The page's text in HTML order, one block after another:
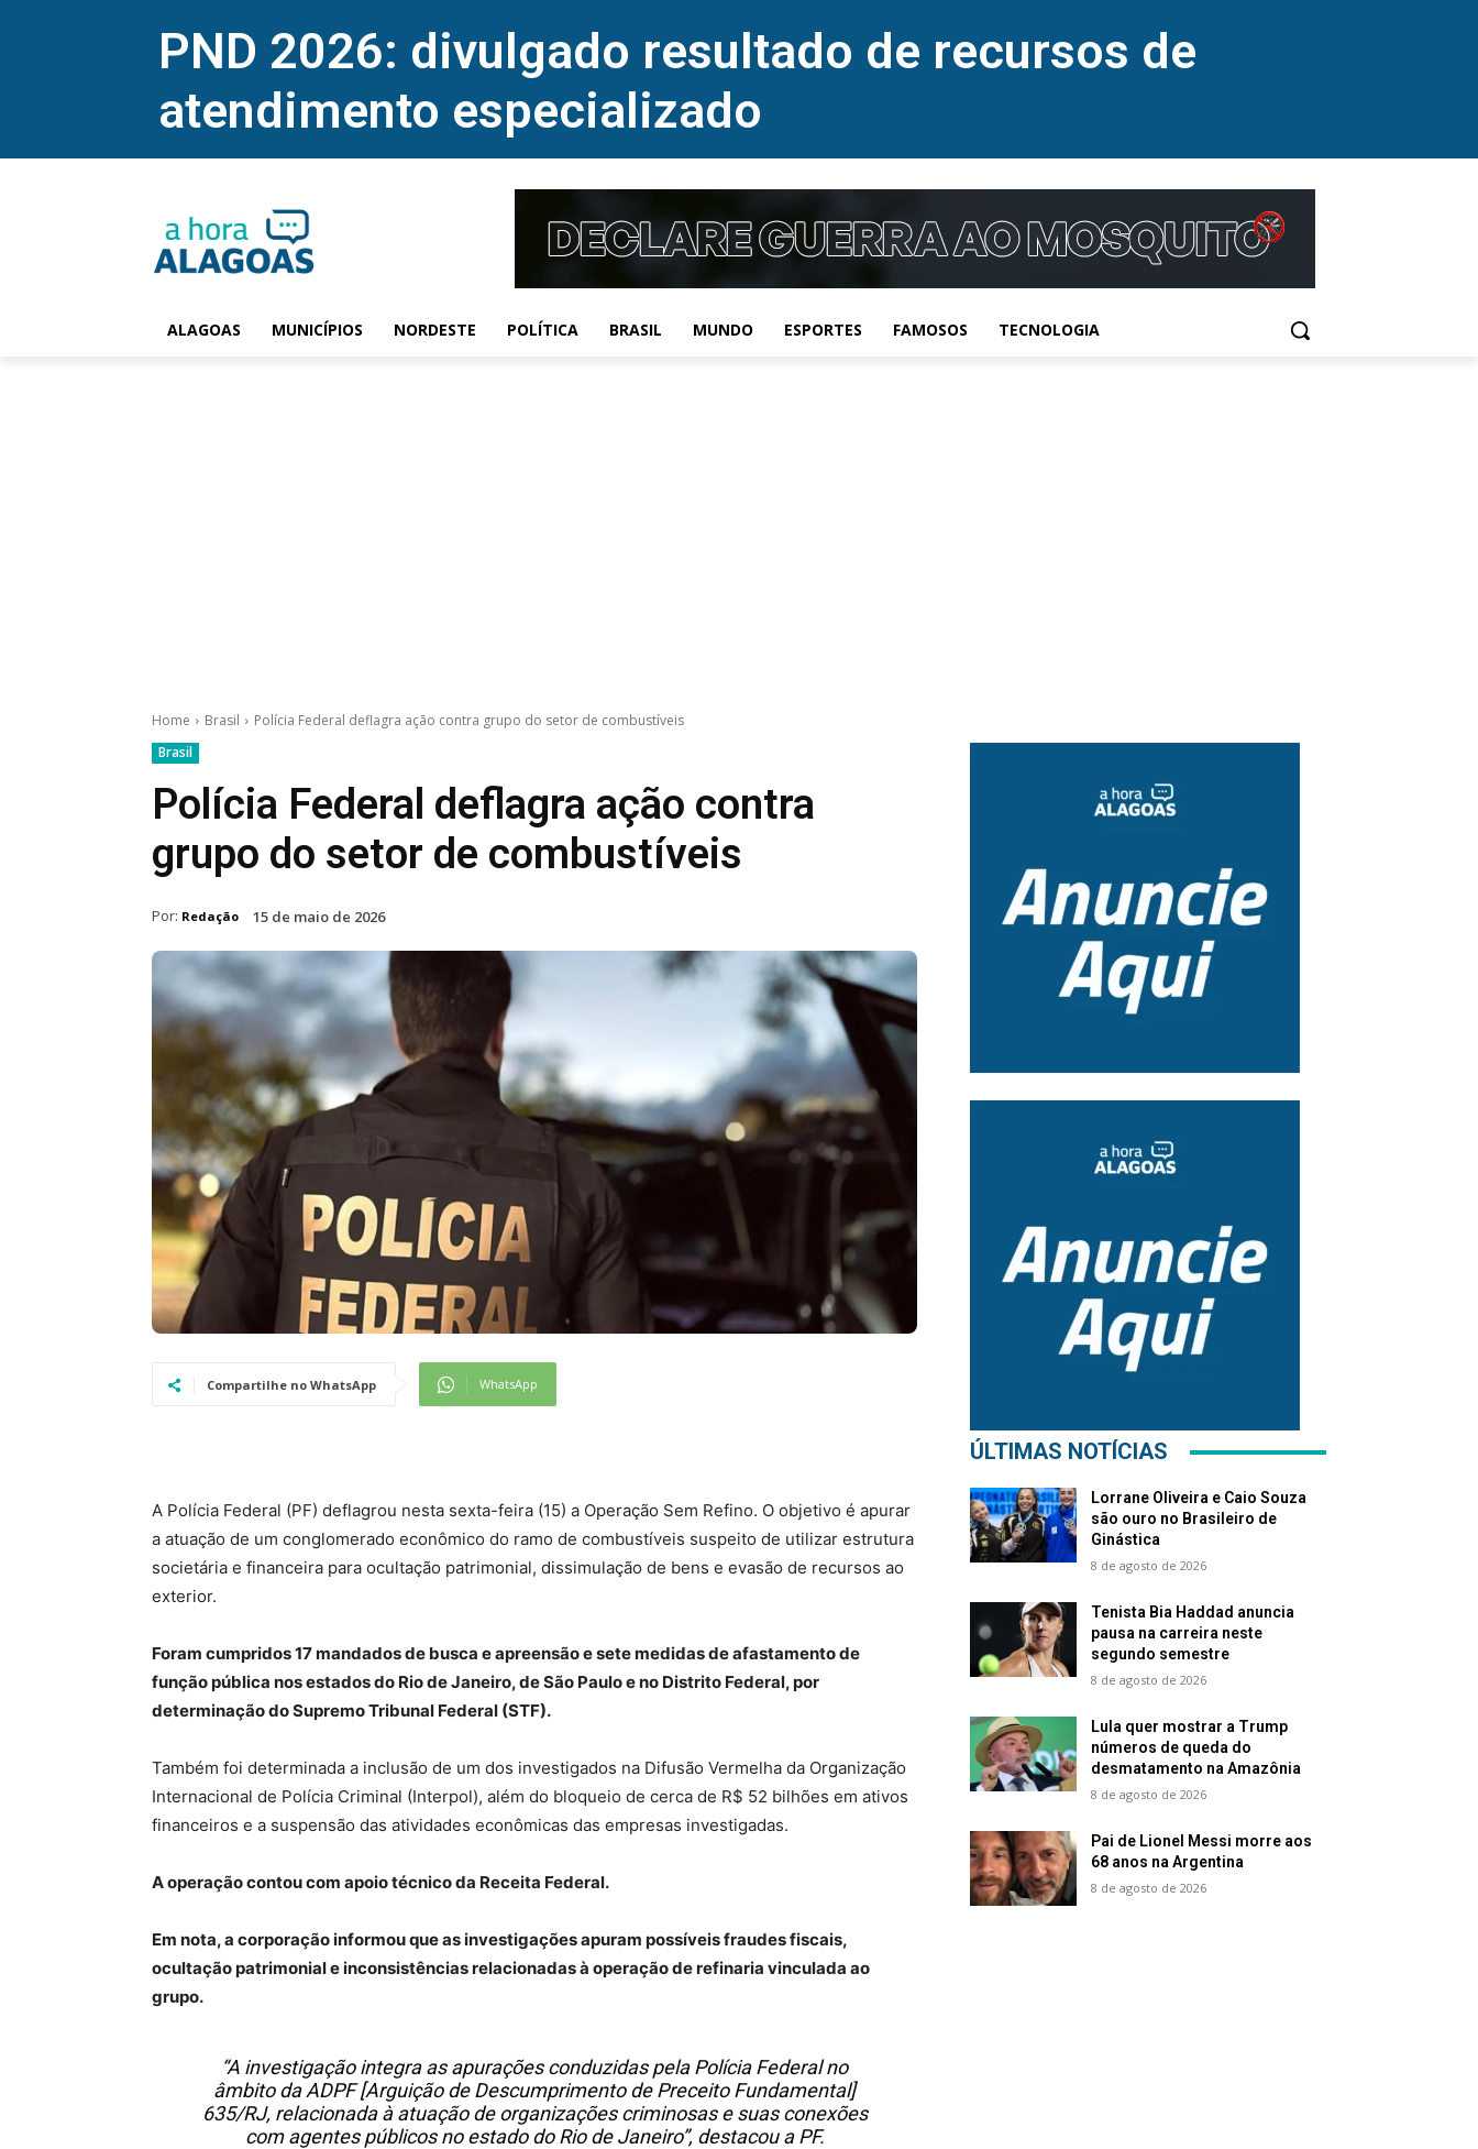
PND 2026: divulgado resultado de recursos de
atendimento especializado
ALAGOAS MUNICÍPIOS NORDESTE POLÍTICA BRASIL MUNDO ESPORTES FAMOSOS TECNOLOGIA
Home Brasil
Polícia Federal deflagra ação contra grupo do setor de combustíveis
Brasil
Polícia Federal deflagra ação contra
grupo do setor de combustíveis
Por: Redação 15 de maio de 2026
Compartilhe no WhatsApp WhatsApp
A Polícia Federal (PF) deflagrou nesta sexta-feira (15) a Operação Sem Refino. O objetivo é apurar
a atuação de um conglomerado econômico do ramo de combustíveis suspeito de utilizar estrutura
societária e financeira para ocultação patrimonial, dissimulação de bens e evasão de recursos ao
exterior.
Foram cumpridos 17 mandados de busca e apreensão e sete medidas de afastamento de
função pública nos estados do Rio de Janeiro, de São Paulo e no Distrito Federal, por
determinação do Supremo Tribunal Federal (STF).
Também foi determinada a inclusão de um dos investigados na Difusão Vermelha da Organização
Internacional de Polícia Criminal (Interpol), além do bloqueio de cerca de R$ 52 bilhões em ativos
financeiros e a suspensão das atividades econômicas das empresas investigadas.
A operação contou com apoio técnico da Receita Federal.
Em nota, a corporação informou que as investigações apuram possíveis fraudes fiscais,
ocultação patrimonial e inconsistências relacionadas à operação de refinaria vinculada ao
grupo.
“A investigação integra as apurações conduzidas pela Polícia Federal no
âmbito da ADPF [Arguição de Descumprimento de Preceito Fundamental]
635/RJ, relacionada à atuação de organizações criminosas e suas conexões
com agentes públicos no estado do Rio de Janeiro”, destacou a PF.
ÚLTIMAS NOTÍCIAS
Lorrane Oliveira e Caio Souza
são ouro no Brasileiro de
Ginástica
8 de agosto de 2026
Tenista Bia Haddad anuncia
pausa na carreira neste
segundo semestre
8 de agosto de 2026
Lula quer mostrar a Trump
números de queda do
desmatamento na Amazônia
8 de agosto de 2026
Pai de Lionel Messi morre aos
68 anos na Argentina
8 de agosto de 2026